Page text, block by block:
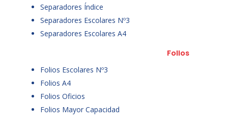
Separadores Índice
Separadores Escolares Nº3
Separadores Escolares A4
Folios
Folios Escolares Nº3
Folios A4
Folios Oficios
Folios Mayor Capacidad